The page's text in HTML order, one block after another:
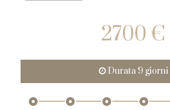
2700 €
Durata 9 giorni